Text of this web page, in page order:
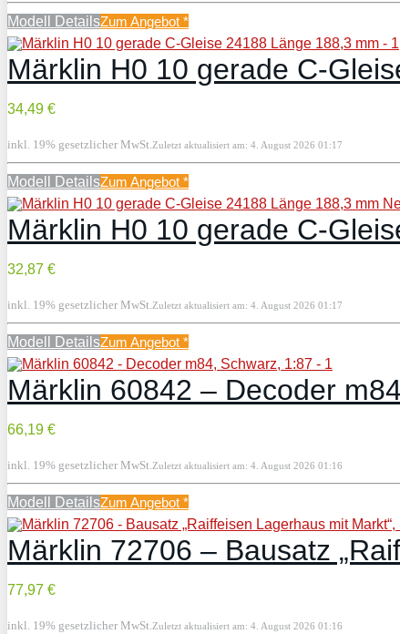
Modell DetailsZum Angebot *
Märklin H0 10 gerade C-
34,49 €
inkl. 19% gesetzlicher MwSt.Zuletzt aktualisiert am: 4. August 2026 01:17
Modell DetailsZum Angebot *
Märklin H0 10 gerade C-
32,87 €
inkl. 19% gesetzlicher MwSt.Zuletzt aktualisiert am: 4. August 2026 01:17
Modell DetailsZum Angebot *
Märklin 60842 – Decoder
66,19 €
inkl. 19% gesetzlicher MwSt.Zuletzt aktualisiert am: 4. August 2026 01:16
Modell DetailsZum Angebot *
Märklin 72706 – Bausatz
77,97 €
inkl. 19% gesetzlicher MwSt.Zuletzt aktualisiert am: 4. August 2026 01:16